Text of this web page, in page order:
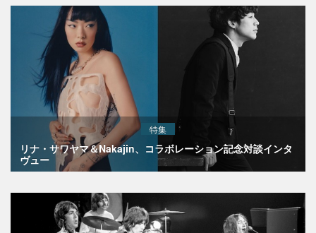
特集
リナ・サワヤマ＆Nakajin、コラボレーション記念対談インタ
ヴュー